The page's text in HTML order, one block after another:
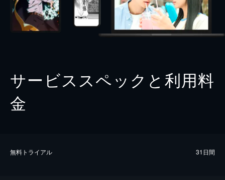
サービススペックと利用料
金
無料トライアル 31日間